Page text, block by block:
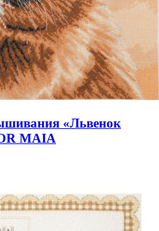
«Львенок
MAIA